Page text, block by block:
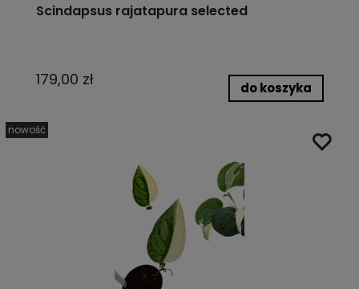
Scindapsus rajatapura selected
179,00 zł do koszyka
nowość